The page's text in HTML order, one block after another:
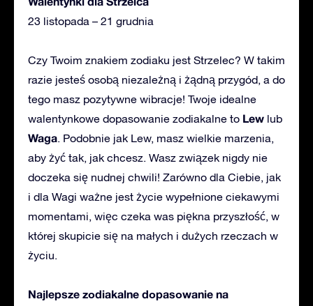
23 listopada – 21 grudnia
Czy Twoim znakiem zodiaku jest Strzelec? W takim
razie jesteś osobą niezależną i żądną przygód, a do
tego masz pozytywne wibracje! Twoje idealne
walentynkowe dopasowanie zodiakalne to Lew lub
Waga. Podobnie jak Lew, masz wielkie marzenia,
aby żyć tak, jak chcesz. Wasz związek nigdy nie
doczeka się nudnej chwili! Zarówno dla Ciebie, jak
i dla Wagi ważne jest życie wypełnione ciekawymi
momentami, więc czeka was piękna przyszłość, w
której skupicie się na małych i dużych rzeczach w
życiu.
Najlepsze zodiakalne dopasowanie na